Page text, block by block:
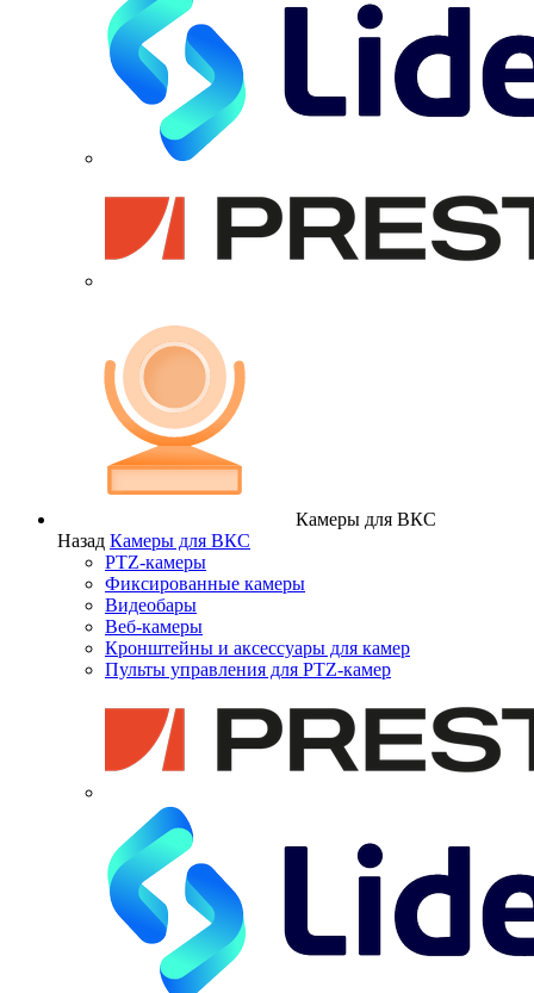
Камеры для ВКС
Назад Камеры для ВКС
PTZ-камеры
Фиксированные камеры
Видеобары
Веб-камеры
Кронштейны и аксессуары для камер
Пульты управления для PTZ-камер